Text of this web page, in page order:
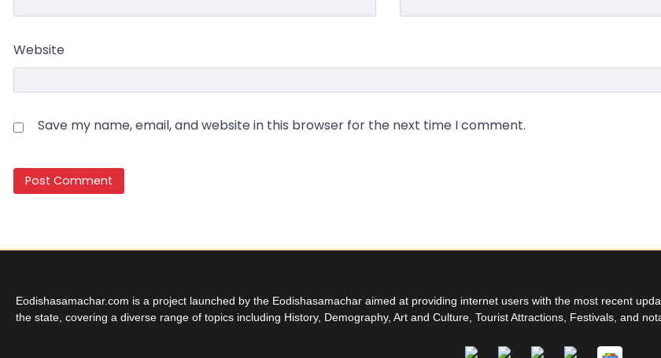
Website
Save my name, email, and website in this browser for the next time I comment.
Eodishasamachar.com is a project launched by the Eodishasamachar aimed at providing internet users with the most recent
the state, covering a diverse range of topics including History, Demography, Art and Culture, Tourist Attractions, Festivals, and